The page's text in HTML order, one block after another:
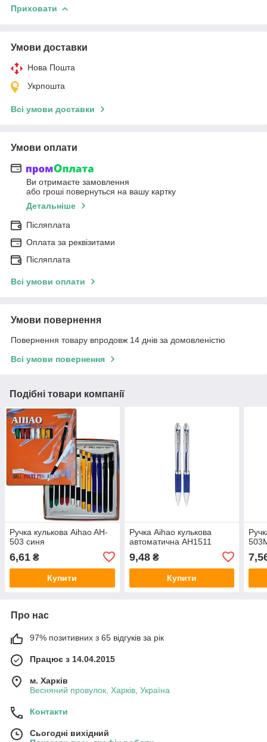
Приховати
Умови доставки
Нова Пошта
Укрпошта
Всі умови доставки
Умови оплати
Ви отримаєте замовлення
або гроші повернуться на вашу картку
Детальніше
Післяплата
Оплата за реквізитами
Післяплата
Всі умови оплати
Умови повернення
Повернення товару впродовж 14 днів за домовленістю
Всі умови повернення
Подібні товари компанії
Ручка кулькова Aihao AH-
503 синя
6,61 ₴
Купити
Ручка Aihao кулькова
автоматична AH1511
9,48₴
Купити
Про нас
97% позитивних з 65 відгуків за рік
Працює з 14.04.2015
м. Харків
Весняний провулок, Харків, Україна
Контакти
Сьогодні вихідний